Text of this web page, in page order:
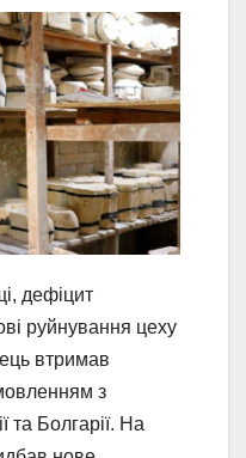
дефіцит
руйнування цеху
втримав
з
та Болгарії. На